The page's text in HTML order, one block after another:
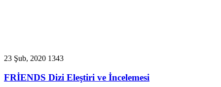
23 Şub, 2020 1343
FRİENDS Dizi Eleştiri ve İncelemesi